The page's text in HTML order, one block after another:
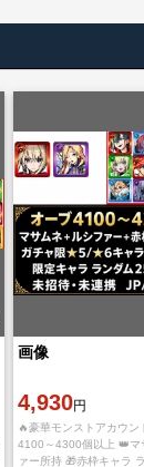
画像
4,930円
🔥豪華モンストアカウン
4100～4300個以上 👑マ
ァー所持 🎁赤枠キャラ